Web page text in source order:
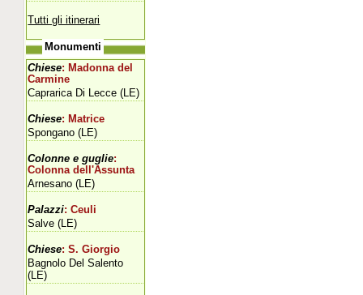
Tutti gli itinerari
Monumenti
Chiese: Madonna del
Carmine
Caprarica Di Lecce (LE)
Chiese: Matrice
Spongano (LE)
Colonne e guglie:
Colonna dell'Assunta
Arnesano (LE)
Palazzi: Ceuli
Salve (LE)
Chiese: S. Giorgio
Bagnolo Del Salento
(LE)